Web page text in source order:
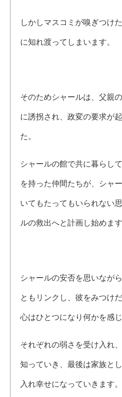
しかしマスコミが嗅ぎつけ
に知れ渡ってしまいます。
そのためシャールは、父親
に誘拐され、政変の要求が
た。
シャールの館で共に暮らし
を持った仲間たちが、シャ
いてもたってもいられない
ルの救出へと計画し始めます
シャールの安否を思いなが
ともリンクし、彼をみつけ
心はひとつになり何かを感じ
それぞれの弱さを受け入れ
知っていき、最後は家族と
入れ幸せになっていきます。